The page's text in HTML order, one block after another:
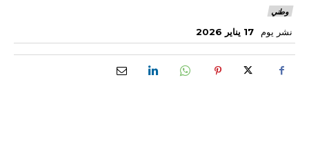
وطني
نشر يوم 17 يناير 2026